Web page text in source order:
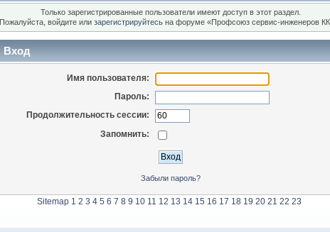
Только зарегистрированные пользователи имеют доступ в этот раздел.
Пожалуйста, войдите илизарегистрируйтесь на форуме «Профсоюз сервис-инженеров
Вход
Имя пользователя:
Пароль:
Продолжительность сессии:
Запомнить:
Забыли пароль?
Sitemap 1 2 3 4 5 6 7 8 9 10 11 12 13 14 15 16 17 18 19 20 21 22 23